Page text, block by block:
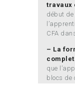
travaux
début de
CFA
– La
que
blocs de